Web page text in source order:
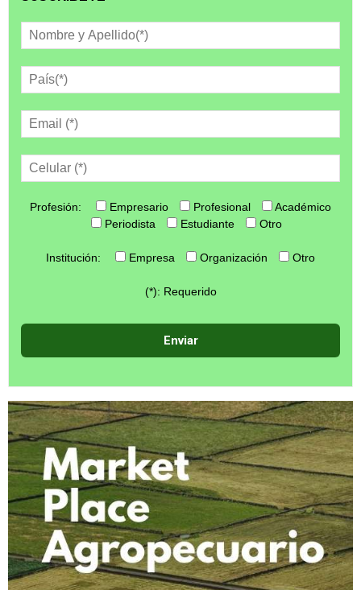
Profesión: Empresario Profesional
Académico
Periodista
Estudiante Otro
Institución: Empresa Organización Otro
(*): Requerido